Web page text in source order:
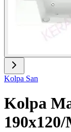
Kolpa San
Kolpa